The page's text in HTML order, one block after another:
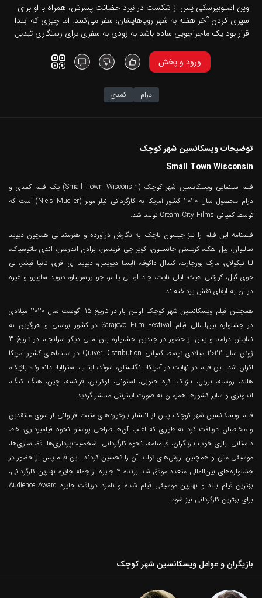
وین استوبیرسکی پس از شکست در نبرد حضانت پسرش، همراه با او برای
سپری کردن آخر هفته به شهر رویاهایشان، سفر می‌کنند. اما چیزی که ابتدا
قرار بود یک ماجراجویی ساده باشد به زودی به سفری برای رستگاری تبدیل
ورود و پخش
درام کمدی
توضیحات ویسکانسین شهر کوچک
Small Town Wisconsin
فیلم سینمایی ویسکانسین شهر کوچک (Small Town Wisconsin) یک فیلم کمدی و
درام محصول سال 2020 کشور آمریکا به کارگردانی نیلز مولر (Niels Mueller) است که
توسط کمپانی Cream City Films تولید شد.
فیلمنامه این فیلم را نیز جیسون ناچک به نگارش درآورده و هنرمندانی همچون دیوید
سالیوان، بیل هک، کریستن جانستون، کوپر جی فریدمن، برادن اندرسن، اندی ماتوسیاک،
لیا نیکولای، مارک بورچارت، کندال داکوف، آلیسا دیویس، دیوید ای. فری، تانیا فیشر، لی
جوی گیل، کورتنی هیث، لیلی نایت، چاد ار، لی پالمر، جو روسوبیلو، دیوید ساپیرو و غیره
در آن به ایفای نقش پرداخته‌اند.
همچنین فیلم ویسکانسین شهر کوچک اولین بار در تاریخ 15 آگوست سال 2020 میلادی
در جشنواره بین‌المللی فیلم Sarajevo Film Festival در کشور بوسنی و هرزگوین به
نمایش درآمد و پس از حضور در چندین جشنواره بین‌المللی دیگر سرانجام در تاریخ 3
ژوئن سال 2022 میلادی توسط کمپانی Quiver Distribution در سینماهای کشور آمریکا
اکران شد. این فیلم در نهایت در آمریکا، انگلستان، سوئد، ایتالیا، استرالیا، دانمارک، بلژیک،
هلند، روسیه، برزیل، بلژیک، کره جنوبی، استونی، اوکراین، فرانسه، چین، هنگ کنگ،
اندونزی و سایر کشورها همزمان به صورت اینترنتی منتشر گردید.
فیلم ویسکانسین شهر کوچک پس از انتشار بازخوردهای مثبت فراوانی از سوی منتقدین
و مخاطبان دریافت کرد به طوری که اغلب آن‌ها طراحی پوستر، نحوه فیلمبرداری، خط
داستانی، بازی خوب بازیگران، فیلمنامه، نحوه کارگردانی، شخصیت‌پردازی‌ها، فضاسازی‌ها،
موسیقی متن و همچنین ارزش‌های تولید آن را تحسین کردند. این فیلم پس از حضور در
جشنواره‌‌‌‌های بین‌المللی متعدد موفق شد برنده 4 جایزه از جمله جایزه بهترین کارگردانی،
بهترین فیلم بلند و بهترین موسیقی فیلم شده و نامزد دریافت جایزه Audience Award
برای بهترین کارگردانی نیز شود.
بازیگران و عوامل ویسکانسین شهر کوچک